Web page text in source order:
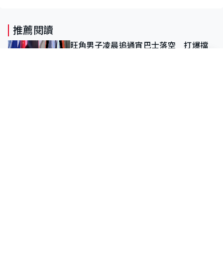
推薦閱讀
旺角男子凌晨追通宵巴士落空 打爆擋